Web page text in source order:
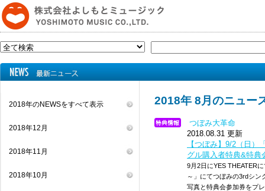
2018年のNEWSをすべて表示
2018年12月
2018年11月
2018年10月
2018年 8月のニュー
つぼみ大革命
2018.08.31 更新
【つぼみ】9/2（日
グル購入者特典&特典
9月2日にYES THEATER
～」にてつぼみの3rdシン
写真と特典会参加券をプ